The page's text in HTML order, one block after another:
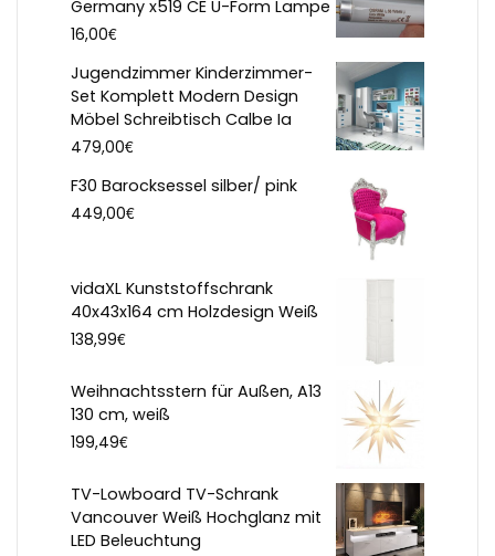
Germany x519 CE U-Form Lampe
16,00€
Jugendzimmer Kinderzimmer-
Set Komplett Modern Design
Möbel Schreibtisch Calbe Ia
479,00€
F30 Barocksessel silber/ pink
449,00€
vidaXL Kunststoffschrank
40x43x164 cm Holzdesign Weiß
138,99€
Weihnachtsstern für Außen, A13
130 cm, weiß
199,49€
TV-Lowboard TV-Schrank
Vancouver Weiß Hochglanz mit
LED Beleuchtung